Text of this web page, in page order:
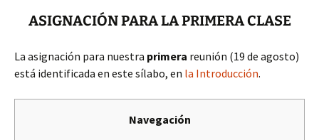
ASIGNACIÓN PARA LA PRIMERA CLASE
La asignación para nuestra primera reunión (19 de agosto)
está identificada en este sílabo, en la Introducción.
Navegación